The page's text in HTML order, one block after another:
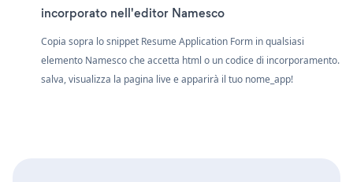
incorporato nell'editor Namesco
Copia sopra lo snippet Resume Application Form in qualsiasi
elemento Namesco che accetta html o un codice di incorporamento.
salva, visualizza la pagina live e apparirà il tuo nome_app!